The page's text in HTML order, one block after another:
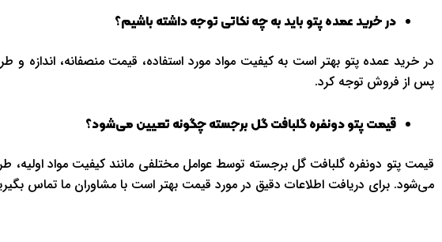
در خرید عمده پتو باید به چه نکاتی توجه داشته باشیم؟
در خرید عمده پتو بهتر است به کیفیت مواد مورد استفاده، قیمت منصفانه، اندازه و
پس از فروش توجه کرد.
قیمت پتو دونفره گلبافت گل برجسته چگونه تعیین می‌شود؟
قیمت پتو دونفره گلبافت گل برجسته توسط عوامل مختلفی مانند کیفیت مواد اولیه،
می‌شود. برای دریافت اطلاعات دقیق در مورد قیمت بهتر است با مشاوران ما تماس